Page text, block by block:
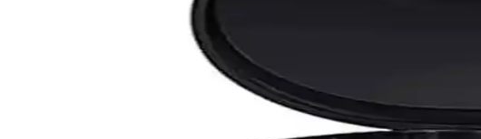
Schulzz Orico Bluetooth 5.0 Mini 3.5mm Dongle, yüksek hız ve stabilite ile
Wi-Fi Kanal Seçimi ve Bağlantı Kalitesini Artırma Yöntemleri
Wi-Fi kanal seçimi, bağlantı kalitenizi doğrudan etkiler. En iyi kanalı belirlemek
Telefonlardan Fotoğraf Aktarmanın Güncel Yöntemleri ve En